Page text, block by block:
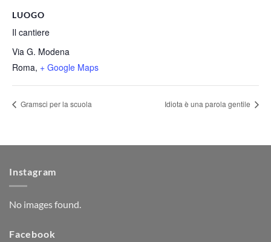
LUOGO
Il cantiere
Via G. Modena
Roma, + Google Maps
Gramsci per la scuola Idiota è una parola gentile
Instagram
No images found.
Facebook